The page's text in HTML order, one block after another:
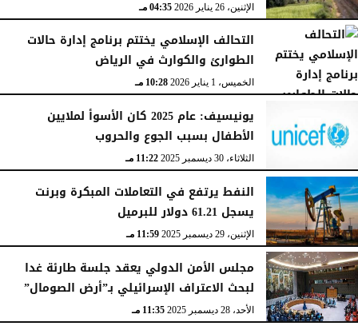
الإثنين، 26 يناير 2026 04:35 مـ
التحالف الإسلامي يختتم برنامج إدارة حالات
الطوارئ والكوارث في الرياض
الخميس، 1 يناير 2026 10:28 مـ
يونيسيف: عام 2025 كان الأسوأ لملايين
الأطفال بسبب الجوع والحروب
الثلاثاء، 30 ديسمبر 2025 11:22 مـ
النفط يرتفع في التعاملات المبكرة وبرنت
يسجل 61.21 دولار للبرميل
الإثنين، 29 ديسمبر 2025 11:59 مـ
مجلس الأمن الدولي يعقد جلسة طارئة غدا
لبحث الاعتراف الإسرائيلي بـ”أرض الصومال”
الأحد، 28 ديسمبر 2025 11:35 مـ